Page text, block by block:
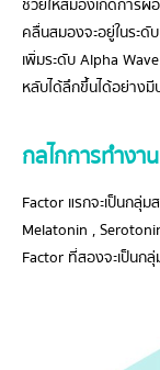
ช่วยให้สมองเกิดการผ่
คลื่นสมองจะอยู่ในระดั
เพิ่มระดับ Alpha
หลับได้ลึกขึ้นได้อย่าง
กลไกการทำงา
Factor แรกจะเป็นก
Melatonin ,
Factor ที่สองจะเป็น